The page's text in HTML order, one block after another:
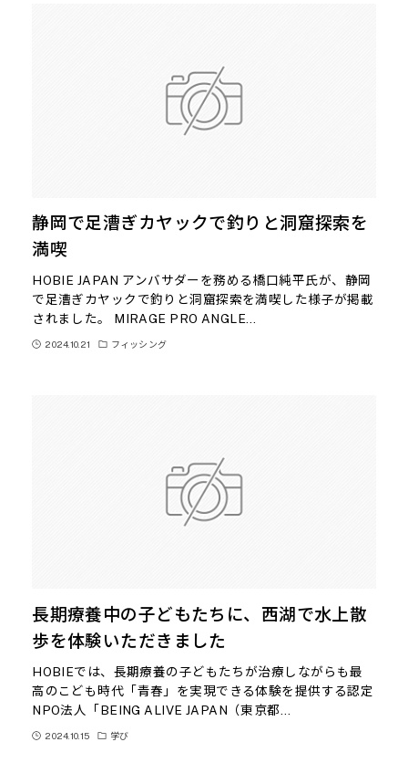
静岡で足漕ぎカヤックで釣りと洞窟探索を
満喫
HOBIE JAPAN アンバサダーを務める橋口純平氏が、静岡
で足漕ぎカヤックで釣りと洞窟探索を満喫した様子が掲載
されました。 MIRAGE PRO ANGLE…
2024.10.21 フィッシング
長期療養中の子どもたちに、西湖で水上散
歩を体験いただきました
HOBIEでは、長期療養の子どもたちが治療しながらも最
高のこども時代「青春」を実現できる体験を提供する認定
NPO法人「BEING ALIVE JAPAN（東京都…
2024.10.15 学び